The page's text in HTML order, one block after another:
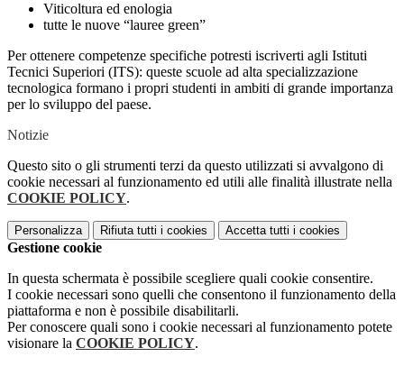
Viticoltura ed enologia
tutte le nuove “lauree green”
Per ottenere competenze specifiche potresti iscriverti agli Istituti
Tecnici Superiori (ITS): queste scuole ad alta specializzazione
tecnologica formano i propri studenti in ambiti di grande importanza
per lo sviluppo del paese.
Notizie
Questo sito o gli strumenti terzi da questo utilizzati si avvalgono di
cookie necessari al funzionamento ed utili alle finalità illustrate nella
COOKIE POLICY.
Personalizza Rifiuta tutti i cookies Accetta tutti i cookies
Gestione cookie
In questa schermata è possibile scegliere quali cookie consentire.
I cookie necessari sono quelli che consentono il funzionamento della
piattaforma e non è possibile disabilitarli.
Per conoscere quali sono i cookie necessari al funzionamento potete
visionare la COOKIE POLICY.